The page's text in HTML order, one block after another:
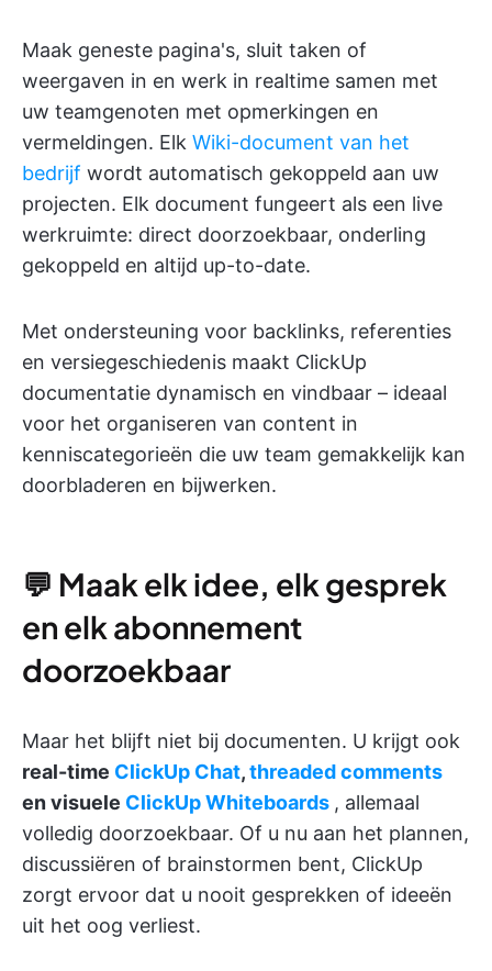
Maak geneste pagina's, sluit taken of
weergaven in en werk in realtime samen met
uw teamgenoten met opmerkingen en
vermeldingen. Elk Wiki-document van het
bedrijf wordt automatisch gekoppeld aan uw
projecten. Elk document fungeert als een live
werkruimte: direct doorzoekbaar, onderling
gekoppeld en altijd up-to-date.
Met ondersteuning voor backlinks, referenties
en versiegeschiedenis maakt ClickUp
documentatie dynamisch en vindbaar – ideaal
voor het organiseren van content in
kenniscategorieën die uw team gemakkelijk kan
doorbladeren en bijwerken.
💬 Maak elk idee, elk gesprek
en elk abonnement
doorzoekbaar
Maar het blijft niet bij documenten. U krijgt ook
real-time ClickUp Chat,threaded comments
en visuele ClickUp Whiteboards , allemaal
volledig doorzoekbaar. Of u nu aan het plannen,
discussiëren of brainstormen bent, ClickUp
zorgt ervoor dat u nooit gesprekken of ideeën
uit het oog verliest.